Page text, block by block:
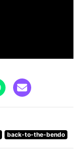
back-to-the-bendo